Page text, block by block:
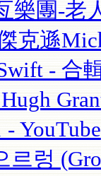
樂團-老
克遜
- 合
YouTube
르렁